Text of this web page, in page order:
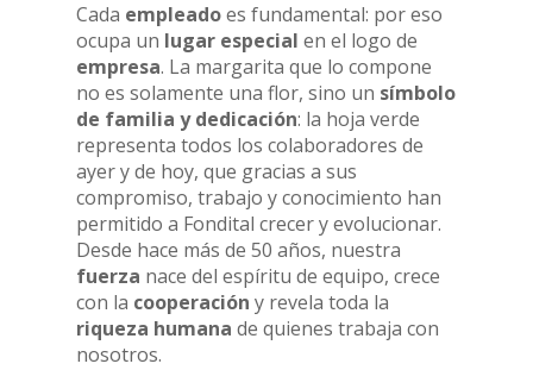
Cada empleadoes fundamental: por eso
ocupa un lugar especial en el logo de
empresa. La margarita que lo compone
no es solamente una flor, sino un símbolo
de familia y dedicación: la hoja verde
representa todos los colaboradores de
ayer y de hoy, que gracias a sus
compromiso, trabajo y conocimiento han
permitido a Fondital crecer y evolucionar.
Desde hace más de 50 años, nuestra
fuerza nace del espíritu de equipo, crece
con la cooperación y revela toda la
riqueza humana de quienes trabaja con
nosotros.